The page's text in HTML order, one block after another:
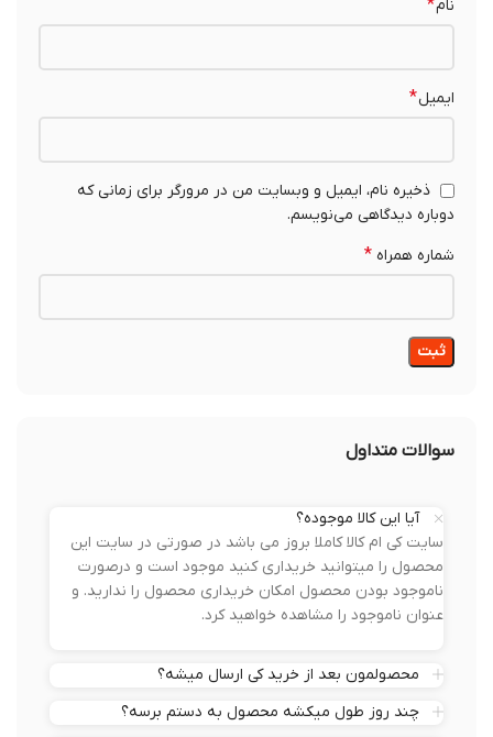
ایمیل*
ذخیره نام، ایمیل و وبسایت من در مرورگر برای زمانی که
دوباره دیدگاهی می‌نویسم.
شماره همراه*
سوالات متداول
آیا این کالا موجوده؟
سایت کی ام کالا کاملا بروز می باشد در صورتی در سایت این
محصول را میتوانید خریداری کنید موجود است و درصورت
ناموجود بودن محصول امکان خریداری محصول را ندارید. و
عنوان ناموجود را مشاهده خواهید کرد.
محصولمون بعد از خرید کی ارسال میشه؟
چند روز طول میکشه محصول به دستم برسه؟